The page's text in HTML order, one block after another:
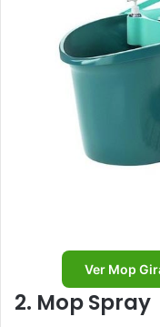
Ver Mop
2. Mop Spray